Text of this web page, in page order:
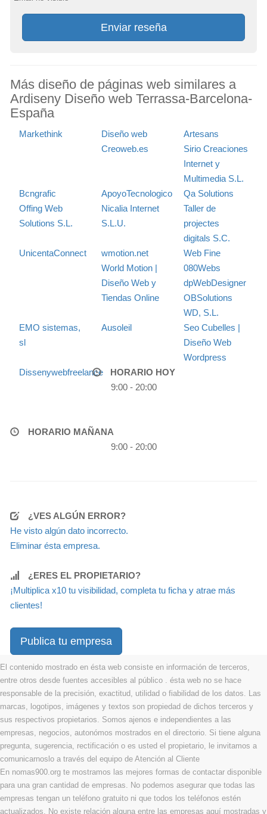
Enviar reseña
Más diseño de páginas web similares a
Ardiseny Diseño web Terrassa-Barcelona-
España
Markethink
Diseño web
Creoweb.es
Artesans
Sirio Creaciones
Internet y
Multimedia S.L.
Bcngrafic
ApoyoTecnologico
Qa Solutions
Offing Web
Solutions S.L.
Nicalia Internet
S.L.U.
Taller de
projectes
digitals S.C.
UnicentaConnect
wmotion.net
World Motion |
Diseño Web y
Tiendas Online
Web Fine
080Webs
dpWebDesigner
OBSolutions
WD, S.L.
EMO sistemas,
sl
Ausoleil
Seo Cubelles |
Diseño Web
Wordpress
Dissenywebfreelance
HORARIO HOY
9:00 - 20:00
HORARIO MAÑANA
9:00 - 20:00
¿VES ALGÚN ERROR?
He visto algún dato incorrecto.
Eliminar ésta empresa.
¿ERES EL PROPIETARIO?
¡Multiplica x10 tu visibilidad, completa tu ficha y atrae más
clientes!
Publica tu empresa
El contenido mostrado en ésta web consiste en información de terceros,
entre otros desde fuentes accesibles al público . ésta web no se hace
responsable de la precisión, exactitud, utilidad o fiabilidad de los datos. Las
marcas, logotipos, imágenes y textos son propiedad de dichos terceros y
sus respectivos propietarios. Somos ajenos e independientes a las
empresas, negocios, autonómos mostrados en el directorio. Si tiene alguna
pregunta, sugerencia, rectificación o es usted el propietario, le invitamos a
comunicarnoslo a través del equipo de Atención al Cliente
En nomas900.org te mostramos las mejores formas de contactar disponible
para una gran cantidad de empresas. No podemos asegurar que todas las
empresas tengan un teléfono gratuito ni que todos los teléfonos estén
actualizados. No existe relación alguna entre las empresas aquí mostradas y